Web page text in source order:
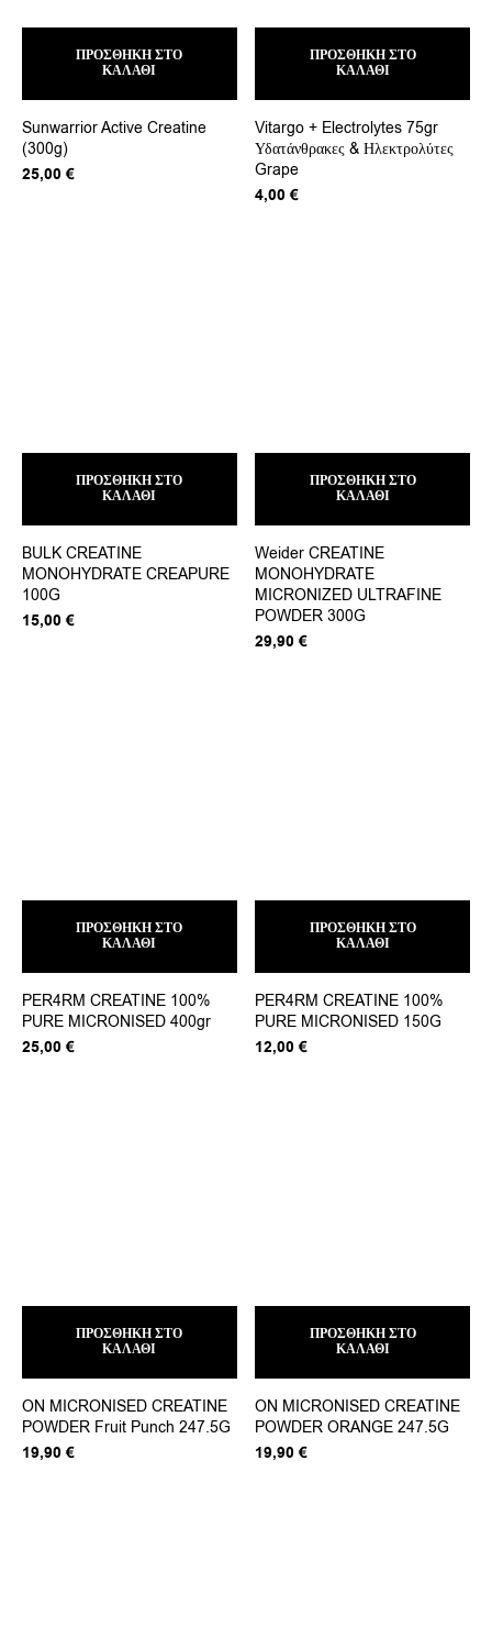
ΠΡΟΣΘΉΚΗ ΣΤΟ
ΚΑΛΆΘΙ
Sunwarrior Active Creatine
(300g)
25,00 €
ΠΡΟΣΘΉΚΗ ΣΤΟ
ΚΑΛΆΘΙ
Vitargo + Electrolytes 75gr
Υδατάνθρακες & Ηλεκτρολύτες
Grape
4,00€
ΠΡΟΣΘΉΚΗ ΣΤΟ
ΚΑΛΆΘΙ
BULK CREATINE
MONOHYDRATE CREAPURE
100G
15,00 €
ΠΡΟΣΘΉΚΗ ΣΤΟ
ΚΑΛΆΘΙ
Weider CREATINE
MONOHYDRATE
MICRONIZED ULTRAFINE
POWDER 300G
29,90€
ΠΡΟΣΘΉΚΗ ΣΤΟ
ΚΑΛΆΘΙ
PER4RM CREATINE 100%
PURE MICRONISED 400gr
25,00 €
ΠΡΟΣΘΉΚΗ ΣΤΟ
ΚΑΛΆΘΙ
PER4RM CREATINE 100%
PURE MICRONISED 150G
12,00€
ΠΡΟΣΘΉΚΗ ΣΤΟ
ΚΑΛΆΘΙ
ON MICRONISED CREATINE
POWDER Fruit Punch 247.5G
19,90 €
ΠΡΟΣΘΉΚΗ ΣΤΟ
ΚΑΛΆΘΙ
ON MICRONISED CREATINE
POWDER ORANGE 247.5G
19,90€